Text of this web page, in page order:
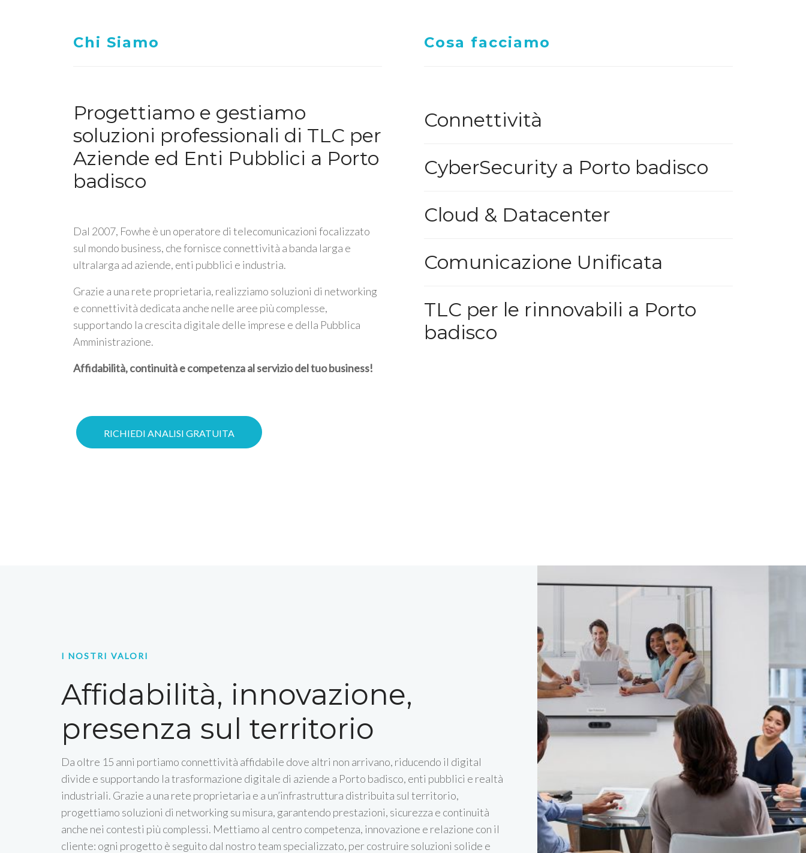
Chi Siamo
Progettiamo e gestiamo
soluzioni professionali di TLC per
Aziende ed Enti Pubblici a Porto
badisco
Dal 2007, Fowhe è un operatore di telecomunicazioni focalizzato
sul mondo business, che fornisce connettività a banda larga e
ultralarga ad aziende, enti pubblici e industria.
Grazie a una rete proprietaria, realizziamo soluzioni di networking
e connettività dedicata anche nelle aree più complesse,
supportando la crescita digitale delle imprese e della Pubblica
Amministrazione.
Affidabilità, continuità e competenza al servizio del tuo business!
RICHIEDI ANALISI GRATUITA
Cosa facciamo
Connettività
CyberSecurity a Porto badisco
Cloud & Datacenter
Comunicazione Unificata
TLC per le rinnovabili a Porto
badisco
I NOSTRI VALORI
Affidabilità, innovazione,
presenza sul territorio
Da oltre 15 anni portiamo connettività affidabile dove altri non arrivano, riducendo il digital
divide e supportando la trasformazione digitale di aziende a Porto badisco, enti pubblici e realtà
industriali. Grazie a una rete proprietaria e a un’infrastruttura distribuita sul territorio,
progettiamo soluzioni di networking su misura, garantendo prestazioni, sicurezza e continuità
anche nei contesti più complessi. Mettiamo al centro competenza, innovazione e relazione con il
cliente: ogni progetto è seguito dal nostro team specializzato, per costruire soluzioni solide e